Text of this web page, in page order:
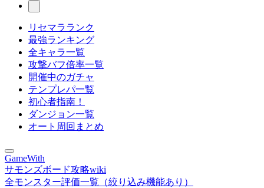
リセマラランク
最強ランキング
全キャラ一覧
攻撃バフ倍率一覧
開催中のガチャ
テンプレパ一覧
初心者指南！
ダンジョン一覧
オート周回まとめ
GameWith
サモンズボード攻略wiki
全モンスター評価一覧（絞り込み機能あり）